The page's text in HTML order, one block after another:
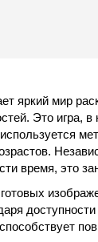
яркий мир
Это игра,
время, это